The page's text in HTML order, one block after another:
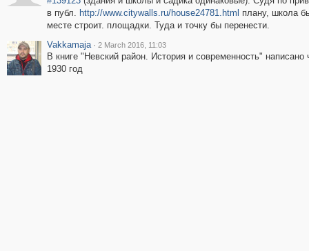
в публ. http://www.citywalls.ru/house24781.html плану, школа
месте строит. площадки. Туда и точку бы перенести.
Vakkamaja · 2 March 2016, 11:03
В книге "Невский район. История и современность" написано
1930 год